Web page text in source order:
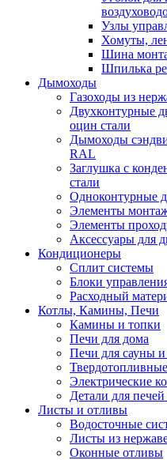
Узлы
Хомуты,
Шина
Шпилька
Дымоходы
Газоходы из
Двухконтурные
оцин стали
Дымоходы
RAL
Заглушка с
стали
Одноконтурные
Элементы
Элементы
Аксессуары для
Кондиционеры
Сплит системы
Блоки
Расходный
Котлы, Камины, Печи
Камины и топки
Печи для дома
Печи для сауны
Электрические
Детали для
Листы и отливы
Водосточные
Листы из
Оконные отливы